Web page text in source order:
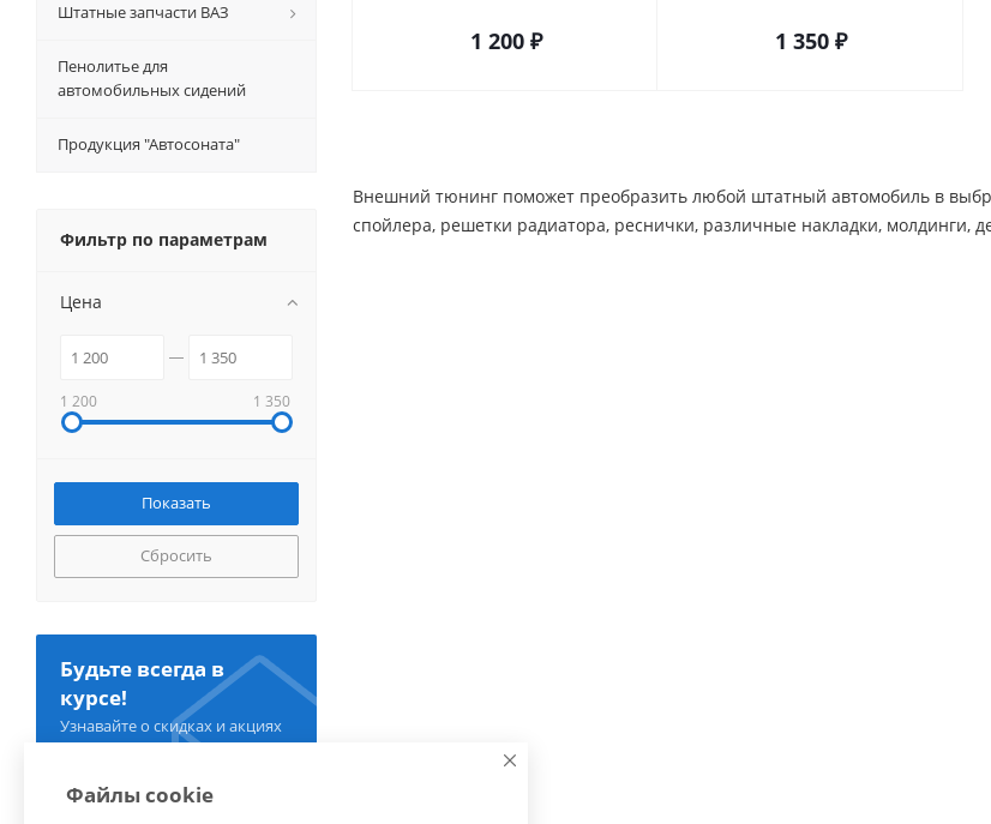
1 200₽ 1 350₽
Внешний тюнинг поможет преобразить любой штатный автомобиль в
спойлера, решетки радиатора, реснички, различные накладки, молдинги,
Штатные запчасти ВАЗ
Пенолитье для
автомобильных сидений
Продукция "Автосоната"
Фильтр по параметрам
Цена
1 200 1 350
Сбросить
Будьте всегда в
курсе!
Узнавайте о скидках и акциях
первым
Файлы cookie